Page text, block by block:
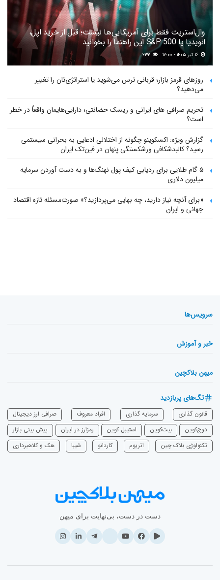
وال‌استریت فقط برای آمریکایی‌ها نیست؛ قبل از خرید اپل،
انویدیا یا S&P 500 این راهنما را بخوانید
۲۳۲
روزهای قرمز بازار؛ قربانی ترس می‌شوید یا استراتژی‌تان را تغییر
می‌دهید؟
تحریم صرافی های ایرانی و ریسک حضانتی؛ دارایی‌هایمان واقعاً در خطر
است؟
گزارش ویژه: اکسکوینو چگونه از اختلالی ادعایی به بحرانی سیستمی
رسید؟ کالبدشکافی ورشکستگی پنهان در فین‌تک ایران
۵ گام طلایی برای ردیابی کیف پول‌ نهنگ‌ها و به دست آوردن سرمایه
میلیون دلاری
«برای آنچه نیاز دارید، چه بهایی می‌پردازید؟» صورت‌مسئله تازه اقتصاد
جهانی و ایران
سرویس‌ها
خبر و آموزش
میهن بلاکچین
تگ‌های پربازدید
قانون گذاری سرمایه‌ گذاری افراد معروف
صرافی ارز دیجیتال
دوج‌کوین
بیت‌کوین استیبل کوین رمزارز در ایران
پیش بینی بازار
تکنولوژی بلاک چین
اتریوم ‌کاردانو شیبا هک و کلاهبرداری
دست در دست، بی‌نهایت برای میهن